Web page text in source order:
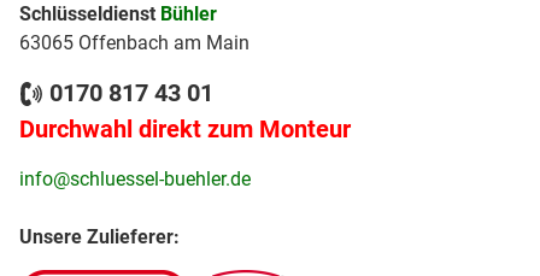
Schlüsseldienst Bühler
63065 Offenbach am Main
0170 817 43 01
Durchwahl direkt zum Monteur
info@schluessel-buehler.de
Unsere Zulieferer: